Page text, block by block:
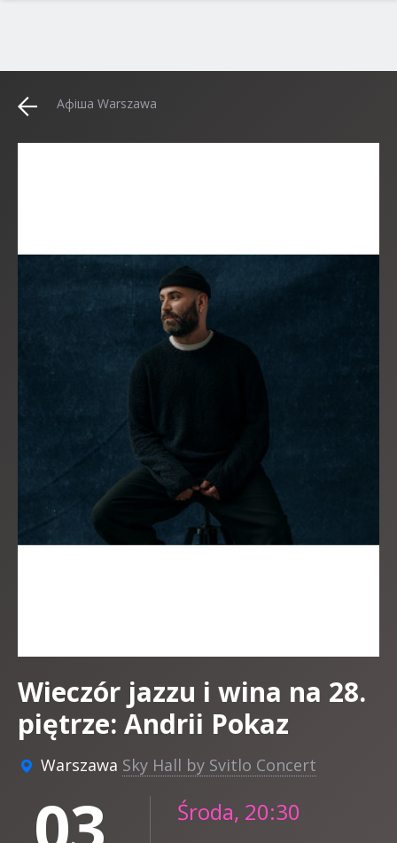
Афіша Warszawa
Wieczór jazzu i wina na 28.
piętrze: Andrii Pokaz
Warszawa Sky Hall by Svitlo Concert
Środa, 20:30